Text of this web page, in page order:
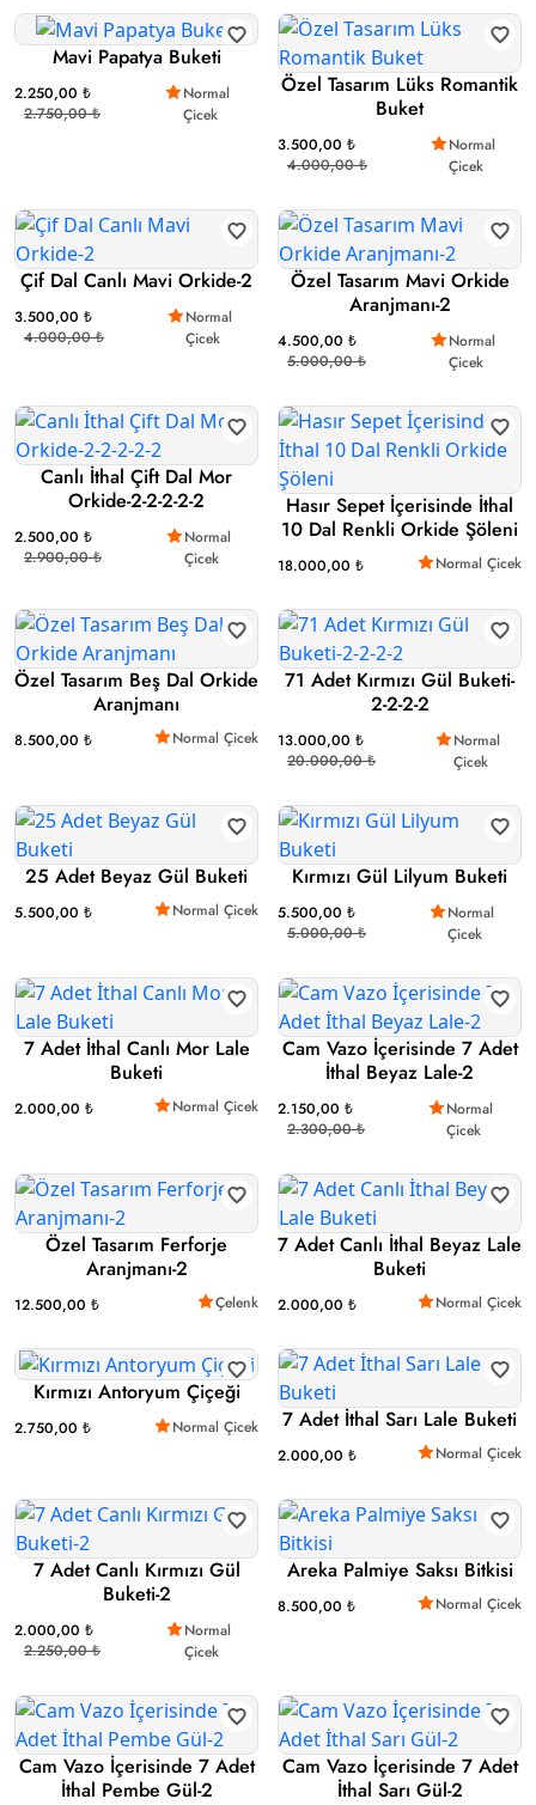
Mavi Papatya Buketi
2.250,00 ₺
2.750,00 ₺
Normal
Çicek
Özel Tasarım Lüks Romantik
Buket
3.500,00 ₺
4.000,00 ₺
Normal
Çicek
Çif Dal Canlı Mavi Orkide-2
3.500,00 ₺
4.000,00 ₺
Normal
Çicek
Özel Tasarım Mavi Orkide
Aranjmanı-2
4.500,00 ₺
5.000,00 ₺
Normal
Çicek
Canlı İthal Çift Dal Mor
Orkide-2-2-2-2-2
2.500,00 ₺
2.900,00 ₺
Normal
Çicek
Hasır Sepet İçerisinde İthal
10 Dal Renkli Orkide Şöleni
18.000,00 ₺ Normal Çicek
Özel Tasarım Beş Dal Orkide
Aranjmanı
8.500,00 ₺ Normal Çicek
71 Adet Kırmızı Gül Buketi-
2-2-2-2
13.000,00 ₺
20.000,00 ₺
Normal
Çicek
25 Adet Beyaz Gül Buketi
5.500,00 ₺ Normal Çicek
Kırmızı Gül Lilyum Buketi
5.500,00 ₺
5.000,00 ₺
Normal
Çicek
7 Adet İthal Canlı Mor Lale
Buketi
2.000,00 ₺ Normal Çicek
Cam Vazo İçerisinde 7 Adet
İthal Beyaz Lale-2
2.150,00 ₺
2.300,00 ₺
Normal
Çicek
Özel Tasarım Ferforje
Aranjmanı-2
12.500,00 ₺ Çelenk
7 Adet Canlı İthal Beyaz Lale
Buketi
2.000,00 ₺ Normal Çicek
Kırmızı Antoryum Çiçeği
2.750,00 ₺ Normal Çicek 7 Adet İthal Sarı Lale Buketi
2.000,00 ₺ Normal Çicek
7 Adet Canlı Kırmızı Gül
Buketi-2
2.000,00 ₺
2.250,00 ₺
Normal
Çicek
Areka Palmiye Saksı Bitkisi
8.500,00 ₺ Normal Çicek
Cam Vazo İçerisinde 7 Adet
İthal Pembe Gül-2
Cam Vazo İçerisinde 7 Adet
İthal Sarı Gül-2